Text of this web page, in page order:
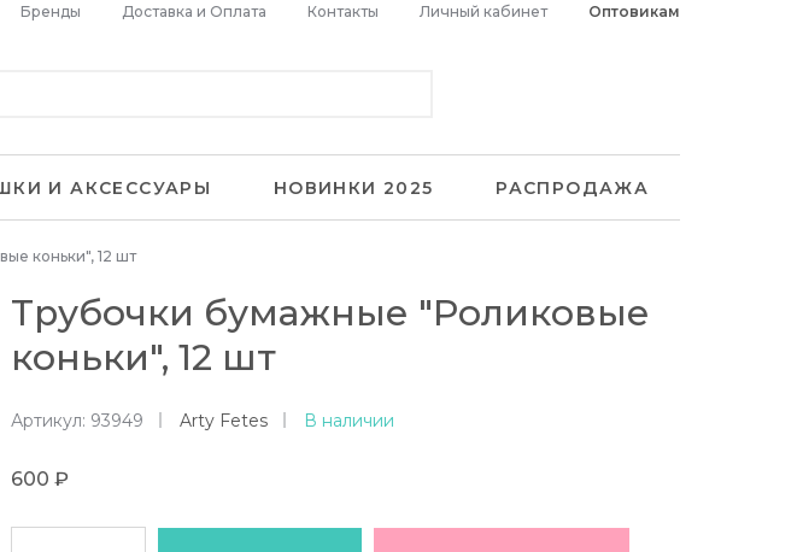
Бренды Доставка и Оплата Контакты Личный кабинет Оптовикам
И АКСЕССУАРЫ НОВИНКИ 2025 РАСПРОДАЖА
коньки", 12 шт
Трубочки бумажные "Роликовые
коньки", 12 шт
Артикул: 93949 Arty Fetes В наличии
600 ₽